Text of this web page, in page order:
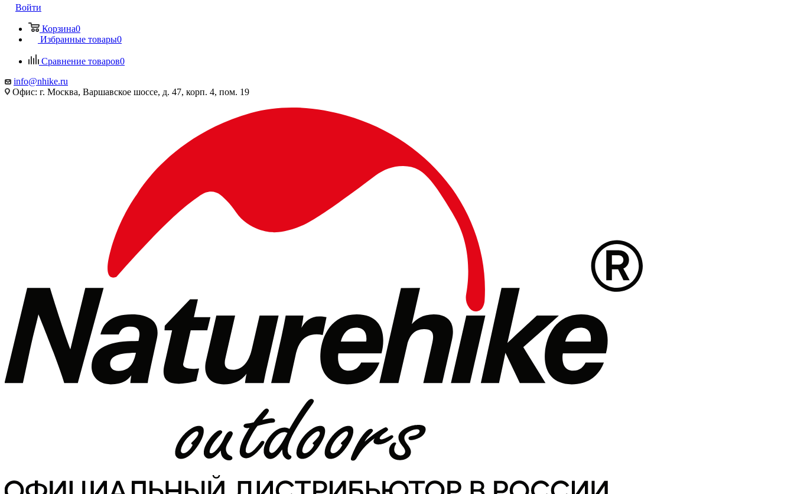
Войти
Корзина0
Избранные товары0
Сравнение товаров0
info@nhike.ru
Офис: г. Москва, Варшавское шоссе, д. 47, корп. 4, пом. 19